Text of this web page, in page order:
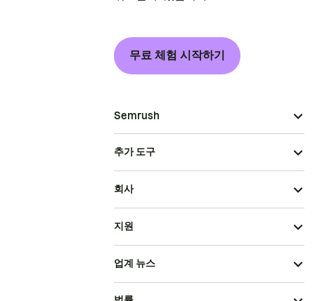
무료 체험 시작하기
Semrush
추가 도구
회사
지원
업계 뉴스